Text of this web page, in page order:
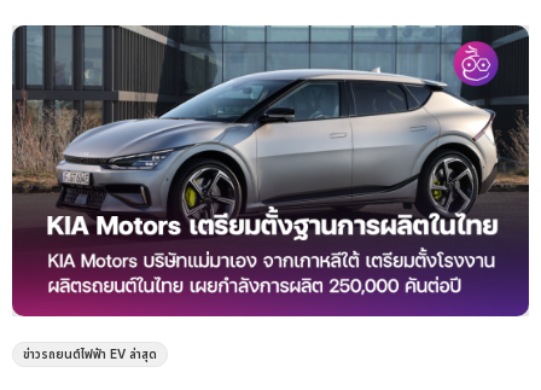
ข่าวรถยนต์ไฟฟ้า EV ล่าสุด